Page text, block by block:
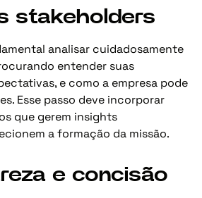
stakeholders
analisar cuidadosamente
entender suas
e como a empresa pode
Esse passo deve incorporar
que gerem insights
a formação da missão.
e concisão